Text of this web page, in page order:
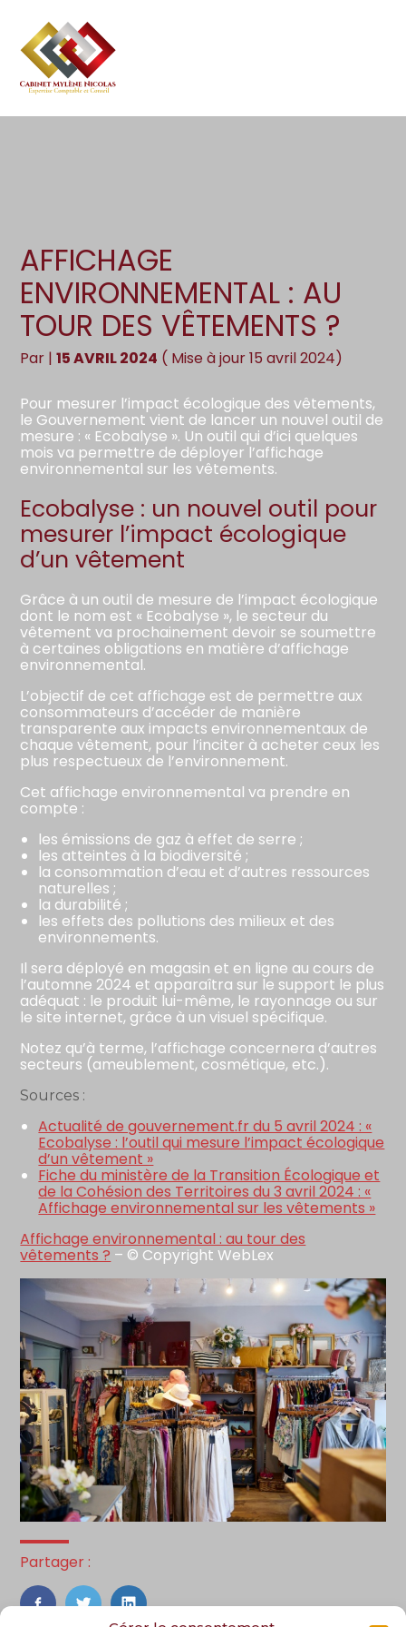
Aller
au
contenu
Création d’entreprise
Gestion au quotidien
Gestion
Compta
AFFICHAGE
ENVIRONNEMENTAL : AU
TOUR DES VÊTEMENTS ?
Par |15 AVRIL 2024 ( Mise à jour 15 avril 2024)
Pour mesurer l’impact écologique des vêtements,
le Gouvernement vient de lancer un nouvel outil de
mesure : « Ecobalyse ». Un outil qui d’ici quelques
mois va permettre de déployer l’affichage
environnemental sur les vêtements.
Ecobalyse : un nouvel outil pour
mesurer l’impact écologique
d’un vêtement
Grâce à un outil de mesure de l’impact écologique
dont le nom est « Ecobalyse », le secteur du
vêtement va prochainement devoir se soumettre
à certaines obligations en matière d’affichage
environnemental.
L’objectif de cet affichage est de permettre aux
consommateurs d’accéder de manière
transparente aux impacts environnementaux de
chaque vêtement, pour l’inciter à acheter ceux les
plus respectueux de l’environnement.
Cet affichage environnemental va prendre en
compte :
les émissions de gaz à effet de serre ;
les atteintes à la biodiversité ;
la consommation d’eau et d’autres ressources
naturelles ;
la durabilité ;
les effets des pollutions des milieux et des
environnements.
Il sera déployé en magasin et en ligne au cours de
l’automne 2024 et apparaîtra sur le support le plus
adéquat : le produit lui-même, le rayonnage ou sur
le site internet, grâce à un visuel spécifique.
Notez qu’à terme, l’affichage concernera d’autres
secteurs (ameublement, cosmétique, etc.).
Sources :
Actualité de gouvernement.fr du 5 avril 2024 : «
Ecobalyse : l’outil qui mesure l’impact écologique
d’un vêtement »
Fiche du ministère de la Transition Écologique et
de la Cohésion des Territoires du 3 avril 2024 : «
Affichage environnemental sur les vêtements »
Affichage environnemental : au tour des
vêtements ? – © Copyright WebLex
Partager :
FaceBook
TwitterLinkedIn